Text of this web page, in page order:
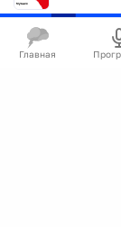
Главная